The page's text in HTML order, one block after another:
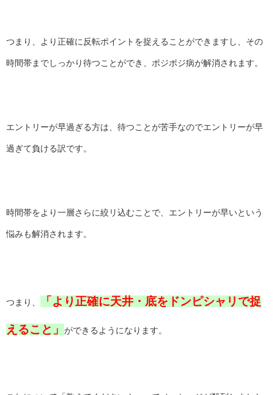
つまり、より正確に反転ポイントを捉えることができますし、その
時間帯までしっかり待つことができ、ポジポジ病が解消されます。
エントリーが早過ぎる方は、待つことが苦手なのでエントリーが早
過ぎて負ける訳です。
時間帯をより一層さらに絞リ込むことで、エントリーが早いという
悩みも解消されます。
つまり、 「より正確に天井・底をドンピシャリで捉
えること」 ができるようになります。